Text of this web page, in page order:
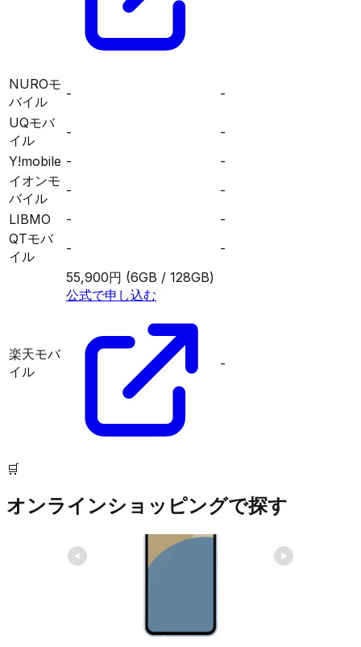
NUROモ
バイル
-
-
UQモバ
イル
-
-
Y!mobile -
-
イオンモ
バイル
-
-
LIBMO
-
-
QTモバ
イル
- -
楽天モバ
イル
55,900円 (6GB / 128GB)
公式で申し込む
-
🛒
オンラインショッピングで探す